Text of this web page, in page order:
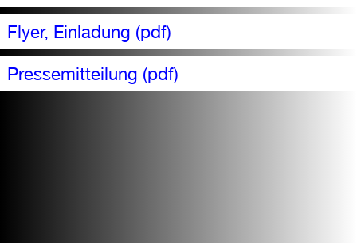
Flyer, Einladung (pdf)
Pressemitteilung (pdf)